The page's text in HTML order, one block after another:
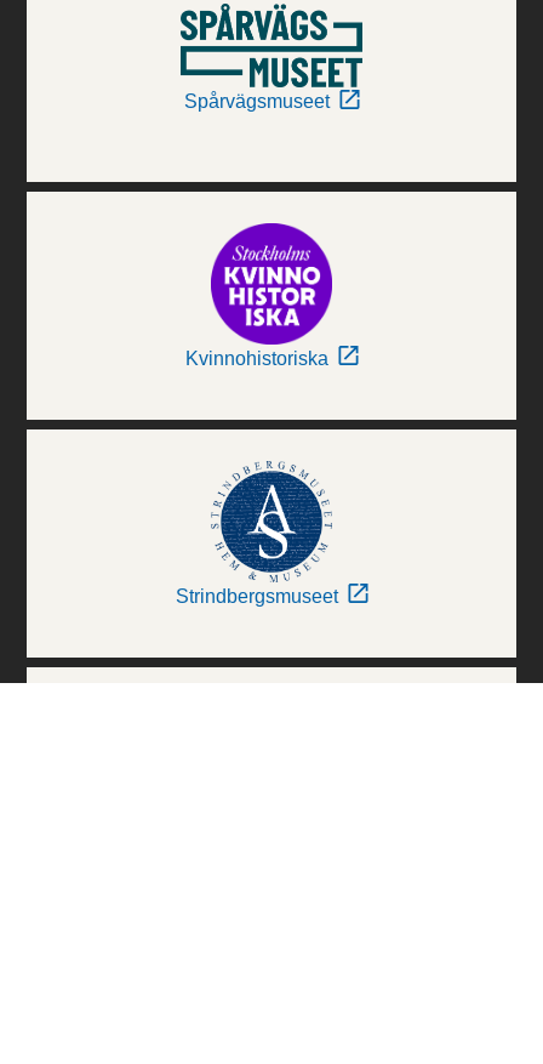
Spårvägsmuseet
Kvinnohistoriska
Strindbergsmuseet